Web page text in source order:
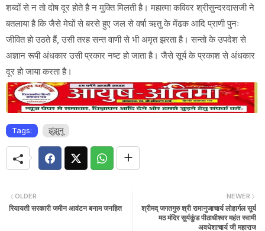
शब्दों से न तो दोष दूर होते है न मुक्ति मिलती है। महात्मा कविवर श्रीसुन्दरदासजी ने
बतलाया है कि जैसे मेघों से बरसे हुए जल से वर्षा ऋतु के मेंढक आदि प्राणी पुनः
जीवित हो उठते हैं, उसी तरह सन्त वाणी से भी अमृत झरता है। सन्तो के उपदेश से
अज्ञान रूपी अंधकार उसी प्रकार नष्ट हो जाता है। जैसे सूर्य के प्रकाश से अंधकार
दूर हो जाया करता है।
Tags: झुंझुनू
NEWER
श्रीमद् जगतगुरु श्री रामानुजाचार्य लोहार्गल सूर्य
मठ मंदिर सूर्यकुंड पीठाधीश्वर महंत स्वामी
अवधेशाचार्य जी महाराज
OLDER
रियायती सरकारी जमीन आवंटन बनाम जनहित